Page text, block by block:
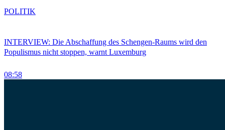
INTERVIEW: Die Abschaffung des Schengen-Raums wird den
Populismus nicht stoppen, warnt Luxemburg
08:58
POLITIK